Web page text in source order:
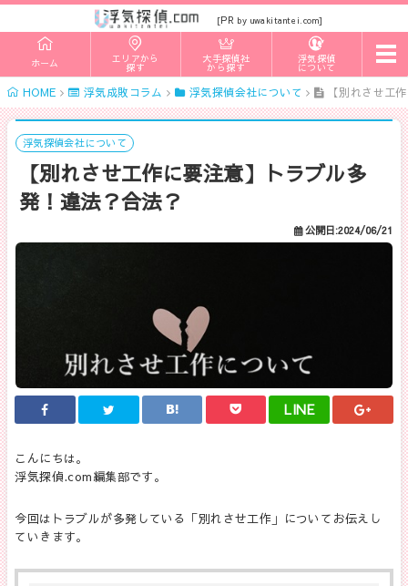
[PR by uwakitantei.com]
ホーム エリアから
探す
大手探偵社
から探す
浮気探偵
について
t
o
g
g
l
e
t
i
HOME 浮気成敗コラム 浮気探偵会社について 【別れさせ工
浮気探偵会社について
【別れさせ工作に要注意】トラブル多
発！違法？合法？
公開日:2024/06/21
LINE
こんにちは。
浮気探偵.com編集部です。
今回はトラブルが多発している「別れさせ工作」についてお伝えし
ていきます。